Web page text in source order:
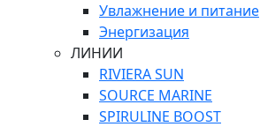
Увлажнение и питание
Энергизация
ЛИНИИ
RIVIERA SUN
SOURCE MARINE
SPIRULINE BOOST